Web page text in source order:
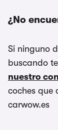
¿No
Si ninguno
buscando
nuestro
coches que
carwow.es